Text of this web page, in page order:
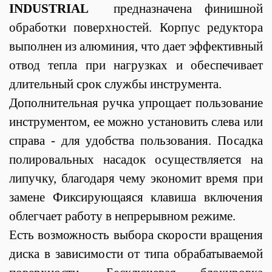
INDUSTRIAL предназначена финишной
обработки поверхностей. Корпус редуктора
выполнен из алюминия, что дает эффективный
отвод тепла при нагрузках и обеспечивает
длительный срок службы инструмента.
Дополнительная ручка упрощает пользование
инструментом, ее можно установить слева или
справа - для удобства пользования. Посадка
полировальных насадок осуществляется на
липучку, благодаря чему экономит время при
замене Фиксирующаяся клавиша включения
облегчает работу в непрерывном режиме.
Есть возможность выбора скорости вращения
диска в зависимости от типа обрабатываемой